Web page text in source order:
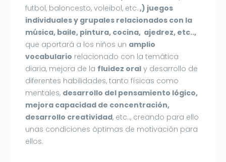
futbol, baloncesto, voleibol, etc..,) juegos
individuales y grupales relacionados con la
música, baile, pintura, cocina, ajedrez, etc..,
que aportará a los niños un amplio
vocabulario relacionado con la temática
diaria, mejora de la fluidez oral y desarrollo de
diferentes habilidades, tanto físicas como
mentales, desarrollo del pensamiento lógico,
mejora capacidad de concentración,
desarrollo creatividad, etc.., creando para ello
unas condiciones óptimas de motivación para
ellos.